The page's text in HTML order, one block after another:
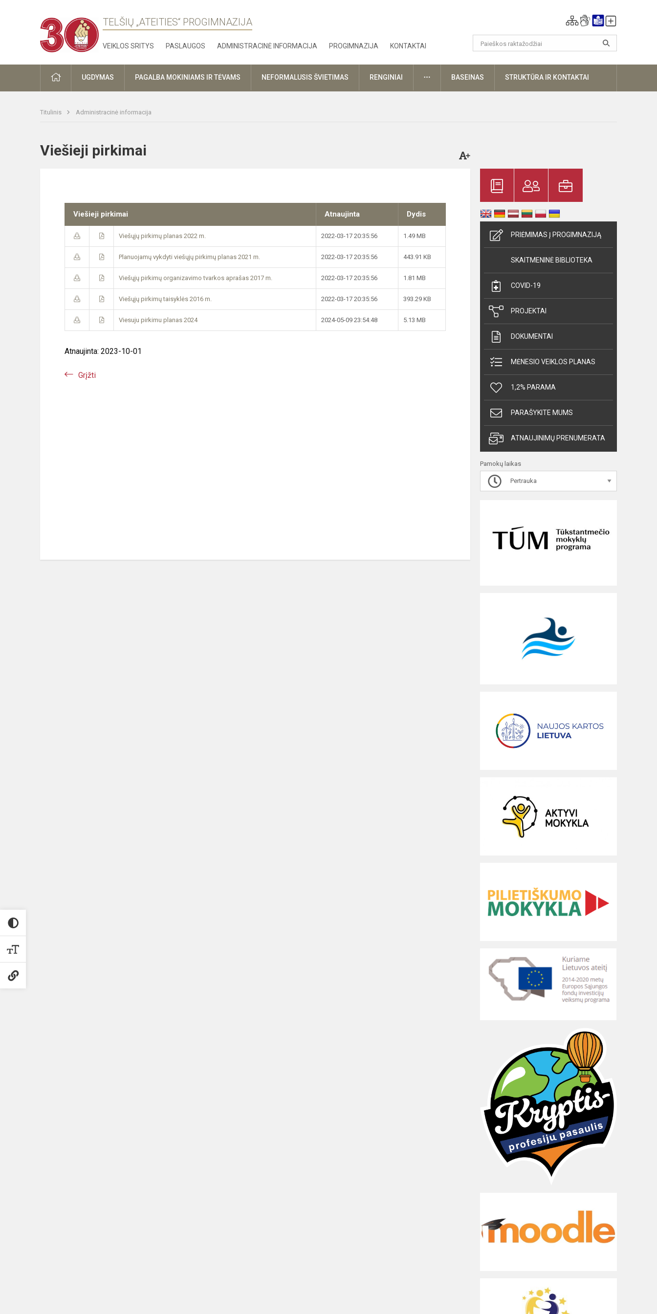
TELŠIŲ „ATEITIES“ PROGIMNAZIJA
VEIKLOS SRITYS PASLAUGOS ADMINISTRACINĖ INFORMACIJA PROGIMNAZIJA KONTAKTAI
PRADŽIAUGDYMAS PAGALBA MOKINIAMS IR TĖVAMS NEFORMALUSIS ŠVIETIMAS RENGINIAI DAUGIAUBASEINAS STRUKTŪRA IR KONTAKTAI
Titulinis Administracinė informacija
Viešieji pirkimai
Viešieji pirkimai Atnaujinta Dydis
Viešųjų pirkimų planas 2022 m. 2022-03-17 20:35:56 1.49 MB
Planuojamų vykdyti viešųjų pirkimų planas 2021 m. 2022-03-17 20:35:56 443.91 KB
Viešųjų pirkimų organizavimo tvarkos aprašas 2017 m. 2022-03-17 20:35:56 1.81 MB
Viešųjų pirkimų taisyklės 2016 m. 2022-03-17 20:35:56 393.29 KB
Viesuju pirkimu planas 2024 2024-05-09 23:54:48 5.13 MB
Atnaujinta: 2023-10-01
Grįžti
PRIĖMIMAS Į PROGIMNAZIJĄ
SKAITMENINĖ BIBLIOTEKA
COVID-19
PROJEKTAI
DOKUMENTAI
MĖNESIO VEIKLOS PLANAS
1,2% PARAMA
PARAŠYKITE MUMS
ATNAUJINIMŲ PRENUMERATA
Pamokų laikas
Pertrauka